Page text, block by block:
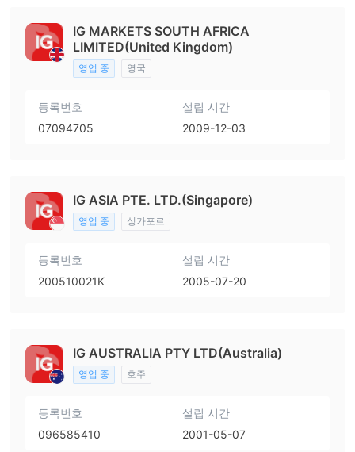
IG MARKETS SOUTH AFRICA
LIMITED(United Kingdom)
영업 중 영국
등록번호
07094705
설립 시간
2009-12-03
IG ASIA PTE. LTD.(Singapore)
영업 중 싱가포르
등록번호
200510021K
설립 시간
2005-07-20
IG AUSTRALIA PTY LTD(Australia)
영업 중 호주
등록번호
096585410
설립 시간
2001-05-07